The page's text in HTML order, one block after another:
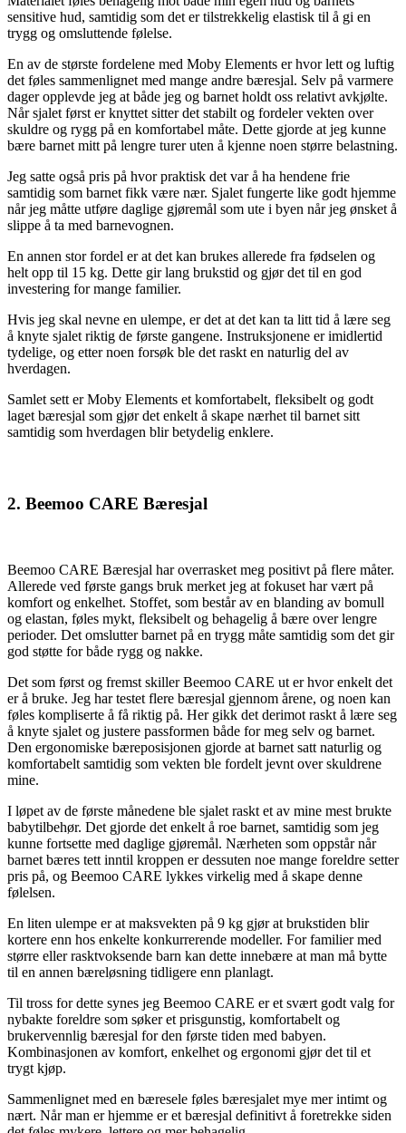
sensitive hud, samtidig som det er tilstrekkelig elastisk til å gi en
trygg og omsluttende følelse.
En av de største fordelene med Moby Elements er hvor lett og luftig
det føles sammenlignet med mange andre bæresjal. Selv på varmere
dager opplevde jeg at både jeg og barnet holdt oss relativt avkjølte.
Når sjalet først er knyttet sitter det stabilt og fordeler vekten over
skuldre og rygg på en komfortabel måte. Dette gjorde at jeg kunne
bære barnet mitt på lengre turer uten å kjenne noen større belastning.
Jeg satte også pris på hvor praktisk det var å ha hendene frie
samtidig som barnet fikk være nær. Sjalet fungerte like godt hjemme
når jeg måtte utføre daglige gjøremål som ute i byen når jeg ønsket å
slippe å ta med barnevognen.
En annen stor fordel er at det kan brukes allerede fra fødselen og
helt opp til 15 kg. Dette gir lang brukstid og gjør det til en god
investering for mange familier.
Hvis jeg skal nevne en ulempe, er det at det kan ta litt tid å lære seg
å knyte sjalet riktig de første gangene. Instruksjonene er imidlertid
tydelige, og etter noen forsøk ble det raskt en naturlig del av
hverdagen.
Samlet sett er Moby Elements et komfortabelt, fleksibelt og godt
laget bæresjal som gjør det enkelt å skape nærhet til barnet sitt
samtidig som hverdagen blir betydelig enklere.
2. Beemoo CARE Bæresjal
Beemoo CARE Bæresjal har overrasket meg positivt på flere måter.
Allerede ved første gangs bruk merket jeg at fokuset har vært på
komfort og enkelhet. Stoffet, som består av en blanding av bomull
og elastan, føles mykt, fleksibelt og behagelig å bære over lengre
perioder. Det omslutter barnet på en trygg måte samtidig som det gir
god støtte for både rygg og nakke.
Det som først og fremst skiller Beemoo CARE ut er hvor enkelt det
er å bruke. Jeg har testet flere bæresjal gjennom årene, og noen kan
føles kompliserte å få riktig på. Her gikk det derimot raskt å lære seg
å knyte sjalet og justere passformen både for meg selv og barnet.
Den ergonomiske bæreposisjonen gjorde at barnet satt naturlig og
komfortabelt samtidig som vekten ble fordelt jevnt over skuldrene
mine.
I løpet av de første månedene ble sjalet raskt et av mine mest brukte
babytilbehør. Det gjorde det enkelt å roe barnet, samtidig som jeg
kunne fortsette med daglige gjøremål. Nærheten som oppstår når
barnet bæres tett inntil kroppen er dessuten noe mange foreldre setter
pris på, og Beemoo CARE lykkes virkelig med å skape denne
følelsen.
En liten ulempe er at maksvekten på 9 kg gjør at brukstiden blir
kortere enn hos enkelte konkurrerende modeller. For familier med
større eller rasktvoksende barn kan dette innebære at man må bytte
til en annen bæreløsning tidligere enn planlagt.
Til tross for dette synes jeg Beemoo CARE er et svært godt valg for
nybakte foreldre som søker et prisgunstig, komfortabelt og
brukervennlig bæresjal for den første tiden med babyen.
Kombinasjonen av komfort, enkelhet og ergonomi gjør det til et
trygt kjøp.
Sammenlignet med en bæresele føles bæresjalet mye mer intimt og
nært. Når man er hjemme er et bæresjal definitivt å foretrekke siden